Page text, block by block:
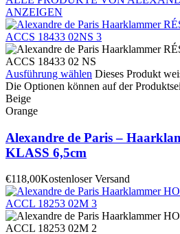
ANZEIGEN
Ausführung wählen Dieses Produkt
Die Optionen können auf der
Beige
Orange
Alexandre de Paris –
KLASS 6,5cm
€118,00Kostenloser Versand